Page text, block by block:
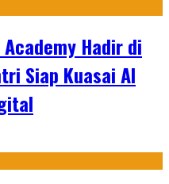
Hadir di
Siap Kuasai AI